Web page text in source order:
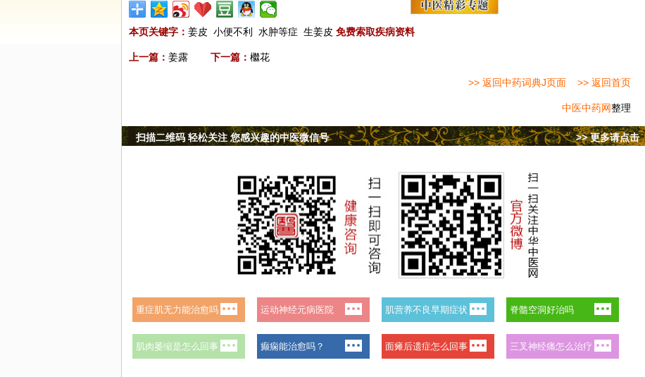
本页关键字： 姜皮 小便不利 水肿等症 生姜皮 免费索取疾病资料
上一篇： 姜露 下一篇： 檵花
>> 返回中药词典J页面 >> 返回首页
中医中药网整理
>> 更多请点击
扫描二维码 轻松关注 您感兴趣的中医微信号